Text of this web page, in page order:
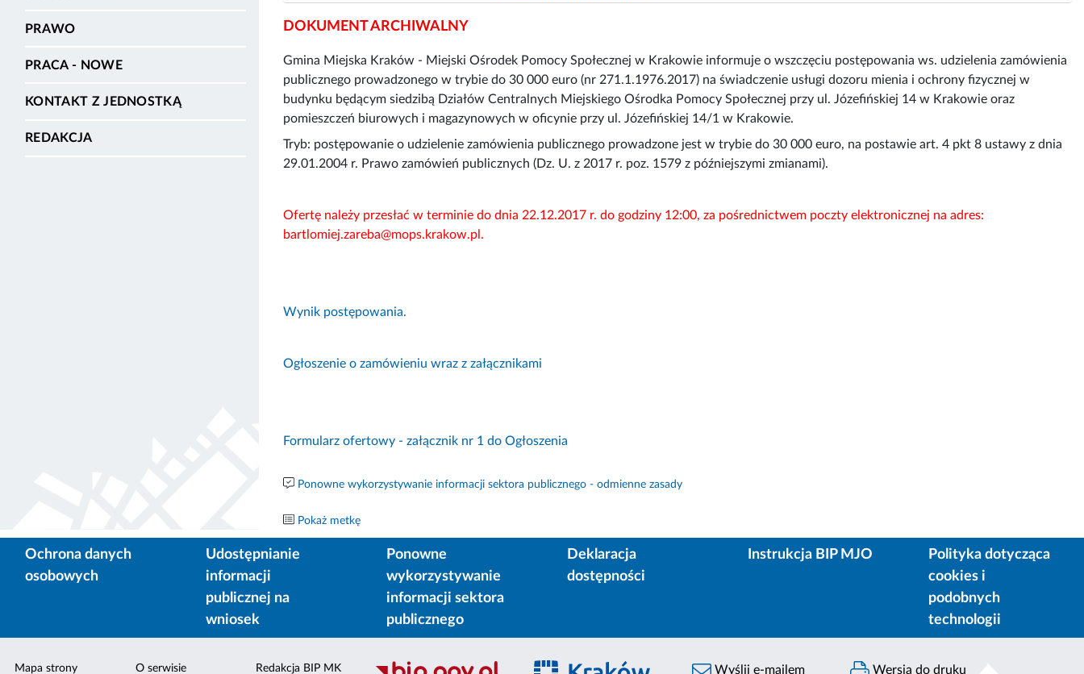
PRAWO
PRACA - NOWE
KONTAKT Z JEDNOSTKĄ
REDAKCJA
DOKUMENT ARCHIWALNY
Gmina Miejska Kraków - Miejski Ośrodek Pomocy Społecznej w Krakowie informuje o wszczęciu postępowania ws. udzielenia zamówienia
publicznego prowadzonego w trybie do 30 000 euro (nr 271.1.1976.2017) na świadczenie usługi dozoru mienia i ochrony fizycznej w
budynku będącym siedzibą Działów Centralnych Miejskiego Ośrodka Pomocy Społecznej przy ul. Józefińskiej 14 w Krakowie oraz
pomieszczeń biurowych i magazynowych w oficynie przy ul. Józefińskiej 14/1 w Krakowie.
Tryb: postępowanie o udzielenie zamówienia publicznego prowadzone jest w trybie do 30 000 euro, na postawie art. 4 pkt 8 ustawy z dnia
29.01.2004 r. Prawo zamówień publicznych (Dz. U. z 2017 r. poz. 1579 z późniejszymi zmianami).
Ofertę należy przesłać w terminie do dnia 22.12.2017 r. do godziny 12:00, za pośrednictwem poczty elektronicznej na adres:
bartlomiej.zareba@mops.krakow.pl.
Wynik postępowania.
Ogłoszenie o zamówieniu wraz z załącznikami
Formularz ofertowy - załącznik nr 1 do Ogłoszenia
Ponowne wykorzystywanie informacji sektora publicznego - odmienne zasady
Pokaż metkę
Ochrona danych
osobowych
Udostępnianie
informacji
publicznej na
wniosek
Ponowne
wykorzystywanie
informacji sektora
publicznego
Deklaracja
dostępności
Instrukcja BIP MJO
Polityka dotycząca
cookies i
podobnych
technologii
Mapa strony O serwisie Redakcja BIP MK Wyślij e-mailem Wersja do druku